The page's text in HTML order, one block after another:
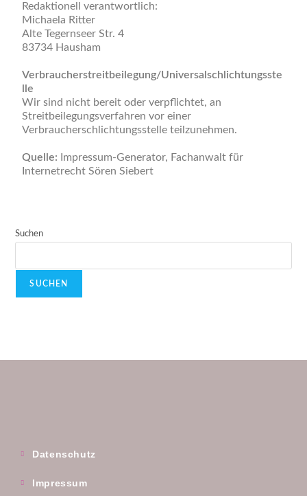
Redaktionell verantwortlich:
Michaela Ritter
Alte Tegernseer Str. 4
83734 Hausham
Verbraucherstreitbeilegung/Universalschlichtungsste
lle
Wir sind nicht bereit oder verpflichtet, an
Streitbeilegungsverfahren vor einer
Verbraucherschlichtungsstelle teilzunehmen.
Quelle:
Impressum-Generator, Fachanwalt für
Internetrecht Sören Siebert
Suchen
SUCHEN
Datenschutz
Impressum